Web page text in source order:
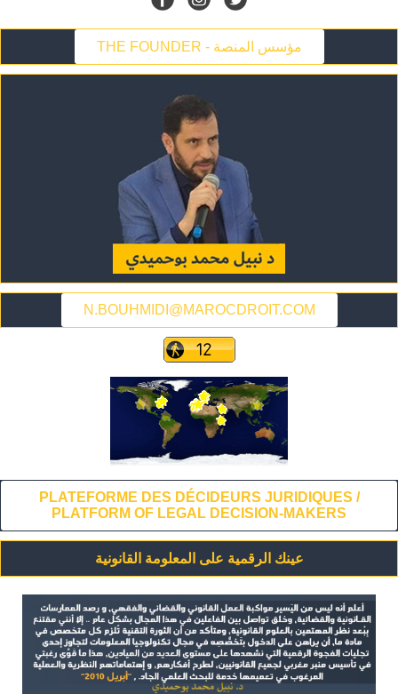
THE FOUNDER - مؤسس المنصة
N.BOUHMIDI@MAROCDROIT.COM
PLATEFORME DES DÉCIDEURS JURIDIQUES /
PLATFORM OF LEGAL DECISION-MAKERS
عينك الرقمية على المعلومة القانونية